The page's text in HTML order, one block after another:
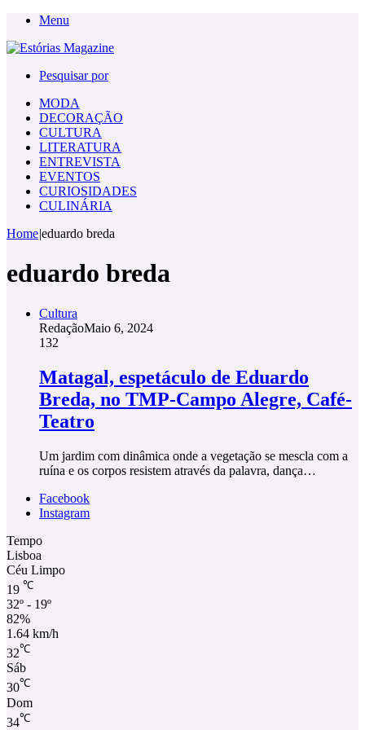
Menu
Pesquisar por
MODA
DECORAÇÃO
CULTURA
LITERATURA
ENTREVISTA
EVENTOS
CURIOSIDADES
CULINÁRIA
Home|eduardo breda
eduardo breda
Cultura
RedaçãoMaio 6, 2024
132
Matagal, espetáculo de Eduardo
Breda, no TMP-Campo Alegre, Café-
Teatro
Um jardim com dinâmica onde a vegetação se mescla com a
ruína e os corpos resistem através da palavra, dança…
Facebook
Instagram
Tempo
Lisboa
Céu Limpo
19 ℃
32º - 19º
82%
1.64 km/h
32℃
Sáb
30℃
Dom
34℃